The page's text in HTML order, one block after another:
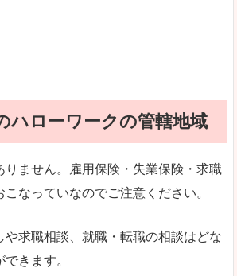
ハローワークの管轄地域
りません。雇用保険・失業保険・求職
なっていなのでご注意ください。
や求職相談、就職・転職の相談はどな
きます。